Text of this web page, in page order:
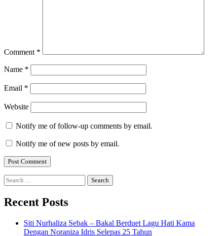
Comment *
Name *
Email *
Website
Notify me of follow-up comments by email.
Notify me of new posts by email.
Search
for:
Recent Posts
Siti Nurhaliza Sebak – Bakal Berduet Lagu Hati Kama
Dengan Noraniza Idris Selepas 25 Tahun